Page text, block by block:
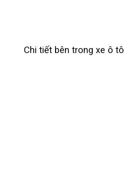
Chi tiết bên trong xe ô tô